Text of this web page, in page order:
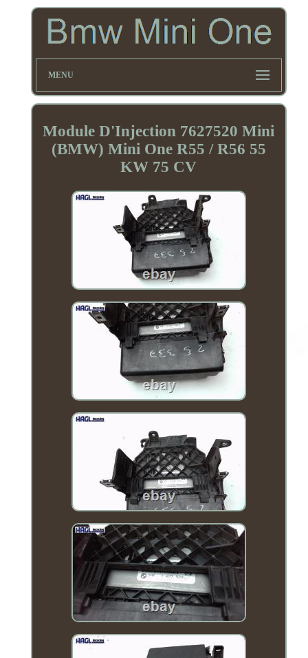
MENU
Module D'Injection 7627520 Mini
(BMW) Mini One R55 / R56 55
KW 75 CV